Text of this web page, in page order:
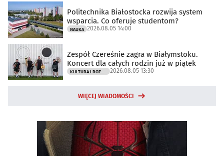
Politechnika Białostocka rozwija system
wsparcia. Co oferuje studentom?
NAUKA 2026.08.05 14:00
Zespół Czereśnie zagra w Białymstoku.
Koncert dla całych rodzin już w piątek
2026.08.05 13:30
WIĘCEJ WIADOMOŚCI